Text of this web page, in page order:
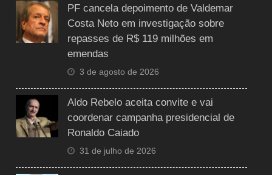
PF cancela depoimento de Valdemar
Costa Neto em investigação sobre
repasses de R$ 119 milhões em
emendas
3 de agosto de 2026
Aldo Rebelo aceita convite e vai
coordenar campanha presidencial de
Ronaldo Caiado
31 de julho de 2026